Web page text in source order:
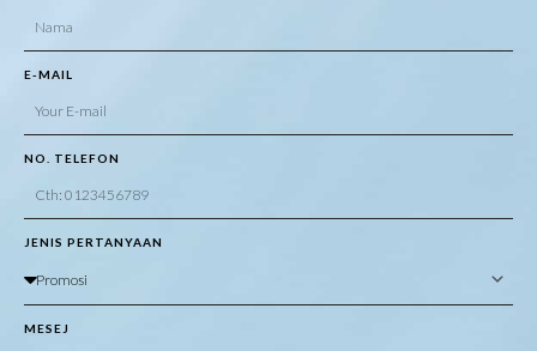
E-MAIL
NO. TELEFON
JENIS PERTANYAAN
MESEJ